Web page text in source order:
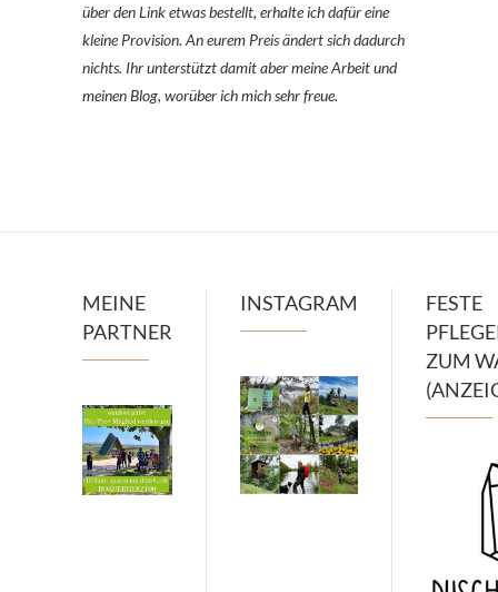
über den Link etwas bestellt, erhalte ich dafür eine
kleine Provision. An eurem Preis ändert sich dadurch
nichts. Ihr unterstützt damit aber meine Arbeit und
meinen Blog, worüber ich mich sehr freue.
MEINE
PARTNER
INSTAGRAM
FESTE
ZUM